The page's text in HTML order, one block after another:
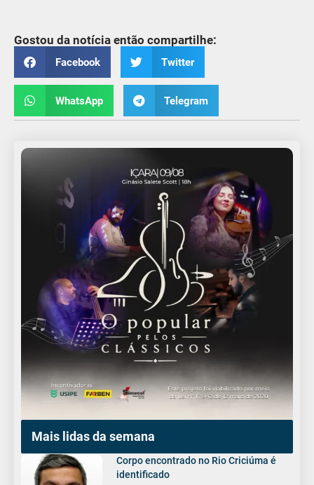
Gostou da notícia então compartilhe:
Facebook Twitter
WhatsApp Telegram
Mais lidas da semana
Corpo encontrado no Rio Criciúma é
identificado